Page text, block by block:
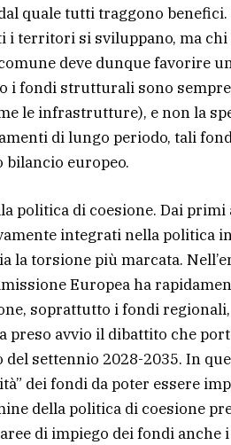
quale tutti traggono
i territori si sviluppano, ma chi
deve dunque favorire
i fondi strutturali sono
le infrastrutture), e non la
di lungo periodo, tali
bilancio europeo.
politica di coesione. Dai
integrati nella politica
la torsione più marcata.
Europea ha
soprattutto i fondi
preso avvio il dibattito che
settennio 2028-2035. In
dei fondi da poter essere
della politica di coesione
di impiego dei fondi anche